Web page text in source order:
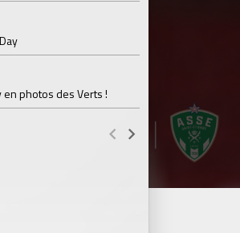
en photos des Verts !